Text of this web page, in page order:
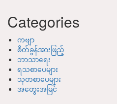
Categories
ကဗျာ
စိတ်ခွန်အားဖြည့်
ဘာသာရေး
ရသစာပေများ
သုတစာပေများ
အတွေးအမြင်